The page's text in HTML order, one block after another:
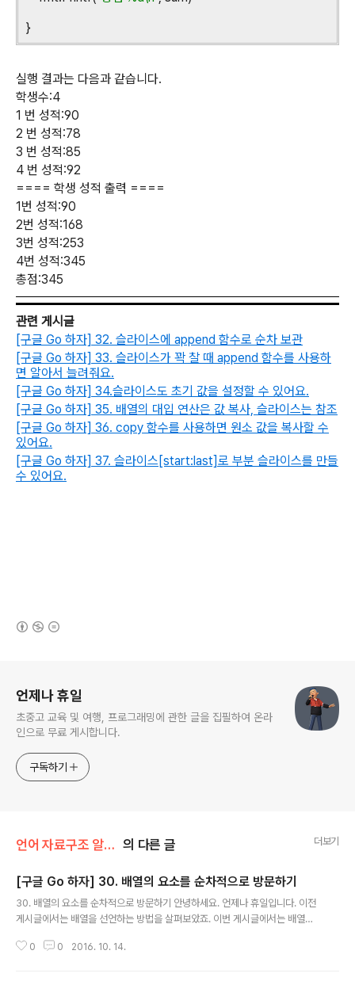
}
실행 결과는 다음과 같습니다.
학생수:4
1 번 성적:90
2 번 성적:78
3 번 성적:85
4 번 성적:92
==== 학생 성적 출력 ====
1 번 성적:90
2번 성적:168
3번 성적:253
4번 성적:345
총점:345
관련 게시글
[구글 Go 하자] 32. 슬라이스에 append 함수로 순차 보관
[구글 Go 하자] 33. 슬라이스가 꽉 찰 때 append 함수를 사용하
면 알아서 늘려줘요.
[구글 Go 하자] 34.슬라이스도 초기 값을 설정할 수 있어요.
[구글 Go 하자] 35. 배열의 대입 연산은 값 복사, 슬라이스는 참조
[구글 Go 하자] 36. copy 함수를 사용하면 원소 값을 복사할 수
있어요.
[구글 Go 하자] 37. 슬라이스[start:last]로 부분 슬라이스를 만들
수 있어요.
언제나 휴일
초중고 교육 및 여행, 프로그래밍에 관한 글을 집필하여 온라
인으로 무료 게시합니다.
구독하기
언어 자료구조 알고리즘/구글 Go 의 다른 글 더보기
[구글 Go 하자] 30. 배열의 요소를 순차적으로 방문하기
30. 배열의 요소를 순차적으로 방문하기 안녕하세요. 언제나 휴일입니다. 이전
게시글에서는 배열을 선언하는 방법을 살펴보았죠. 이번 게시글에서는 배열의
으로 방문하는 방법 중에 배열의 원소 개수를 구한 후에 인덱스를 이용하여 순
0 0 2016. 10. 14.